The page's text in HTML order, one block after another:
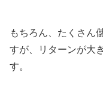
もちろん、たくさん
すが、リターンが大
す。